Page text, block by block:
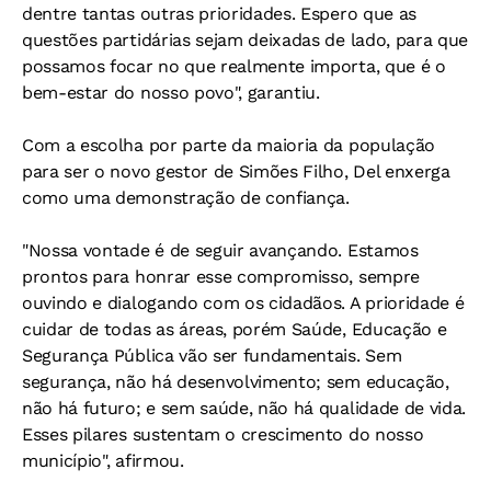
dentre tantas outras prioridades. Espero que as
questões partidárias sejam deixadas de lado, para que
possamos focar no que realmente importa, que é o
bem-estar do nosso povo", garantiu.
Com a escolha por parte da maioria da população
para ser o novo gestor de Simões Filho, Del enxerga
como uma demonstração de confiança.
"Nossa vontade é de seguir avançando. Estamos
prontos para honrar esse compromisso, sempre
ouvindo e dialogando com os cidadãos. A prioridade é
cuidar de todas as áreas, porém Saúde, Educação e
Segurança Pública vão ser fundamentais. Sem
segurança, não há desenvolvimento; sem educação,
não há futuro; e sem saúde, não há qualidade de vida.
Esses pilares sustentam o crescimento do nosso
município", afirmou.